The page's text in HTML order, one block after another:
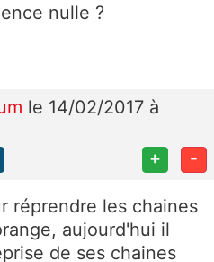
nulle ?
le 14/02/2017 à
+ -
réprendre les chaines
aujourd'hui il
de ses chaines